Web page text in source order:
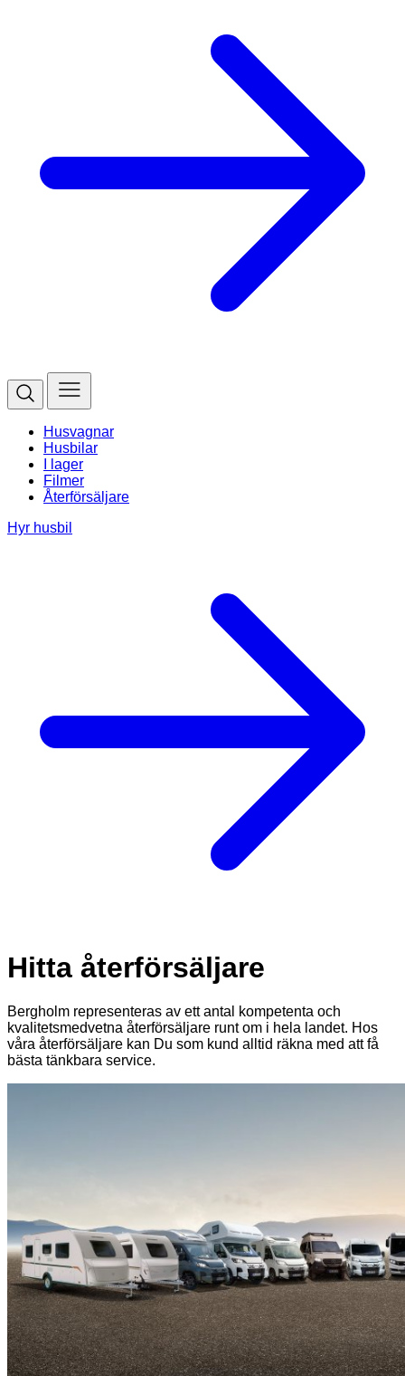
Husvagnar
Husbilar
I lager
Filmer
Återförsäljare
Hyr husbil
Hitta återförsäljare
Bergholm representeras av ett antal kompetenta och
kvalitetsmedvetna återförsäljare runt om i hela landet. Hos
våra återförsäljare kan Du som kund alltid räkna med att få
bästa tänkbara service.